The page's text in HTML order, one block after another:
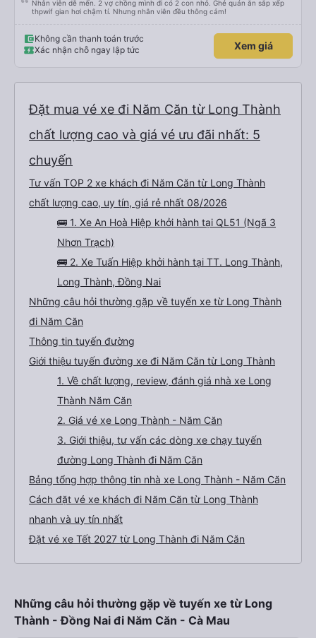
Nhân viên dễ mến. 2 vợ chồng mình đi có 2 con nhỏ. Ghé quán ăn sắp xếp
thpwif gian hơi chậm tí. Nhưng nhân viên đều thông cảm!
Không cần thanh toán trước
Xác nhận chỗ ngay lập tức
Xem giá
Đặt mua vé xe đi Năm Căn từ Long Thành
chất lượng cao và giá vé ưu đãi nhất: 5
chuyến
Tư vấn TOP 2 xe khách đi Năm Căn từ Long Thành
chất lượng cao, uy tín, giá rẻ nhất 08/2026
🚌 1. Xe An Hoà Hiệp khởi hành tại QL51 (Ngã 3
Nhơn Trạch)
🚌 2. Xe Tuấn Hiệp khởi hành tại TT. Long Thành,
Long Thành, Đồng Nai
Những câu hỏi thường gặp về tuyến xe từ Long Thành
đi Năm Căn
Thông tin tuyến đường
Giới thiệu tuyến đường xe đi Năm Căn từ Long Thành
1. Về chất lượng, review, đánh giá nhà xe Long
Thành Năm Căn
2. Giá vé xe Long Thành - Năm Căn
3. Giới thiệu, tư vấn các dòng xe chạy tuyến
đường Long Thành đi Năm Căn
Bảng tổng hợp thông tin nhà xe Long Thành - Năm Căn
Cách đặt vé xe khách đi Năm Căn từ Long Thành
nhanh và uy tín nhất
Đặt vé xe Tết 2027 từ Long Thành đi Năm Căn
Những câu hỏi thường gặp về tuyến xe từ Long
Thành - Đồng Nai đi Năm Căn - Cà Mau